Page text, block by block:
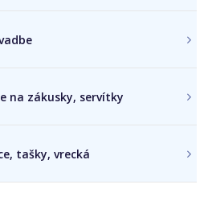
na zákusky, servítky
tašky, vrecká